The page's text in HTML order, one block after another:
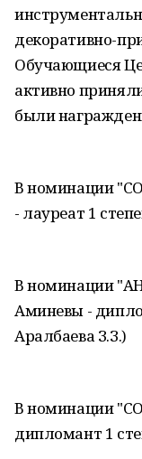
декоративно-
Обучающиеся
активно
были
В номинации
- лауреат 1
В номинации
Аминевы -
Аралбаева З.З.)
В номинации
дипломант 1